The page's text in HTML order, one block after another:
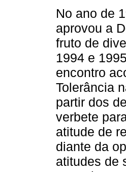
No ano de
aprovou a
fruto de
1994 e
encontro
Tolerância
partir dos
verbete
atitude de
diante da
atitudes de